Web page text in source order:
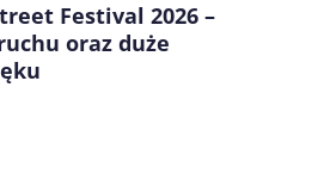
Festival 2026 –
oraz duże